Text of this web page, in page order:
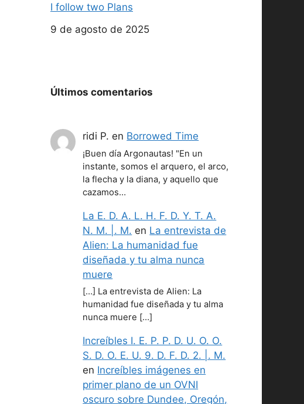
I follow two Plans
Fecha
9 de agosto de 2025
Últimos comentarios
ridi P. en Borrowed Time
¡Buen día Argonautas! "En un
instante, somos el arquero, el arco,
la flecha y la diana, y aquello que
cazamos…
La E. D. A. L. H. F. D. Y. T. A.
N. M. |. M. en La entrevista de
Alien: La humanidad fue
diseñada y tu alma nunca
muere
[…] La entrevista de Alien: La
humanidad fue diseñada y tu alma
nunca muere […]
Increíbles I. E. P. P. D. U. O. O.
S. D. O. E. U. 9. D. F. D. 2. |. M.
en Increíbles imágenes en
primer plano de un OVNI
oscuro sobre Dundee, Oregón,